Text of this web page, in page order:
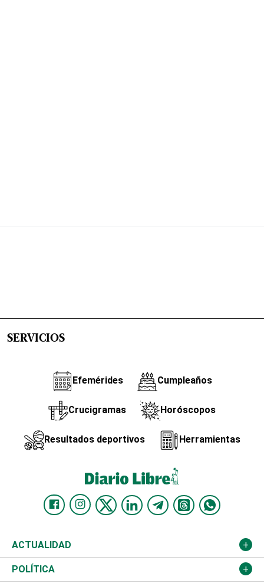
SERVICIOS
Efemérides Cumpleaños
Crucigramas Horóscopos
Resultados deportivos Herramientas
ACTUALIDAD
Nacional
POLÍTICA